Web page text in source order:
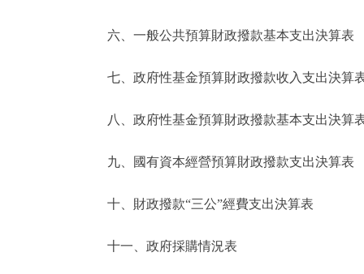
仲介服務
政民互動
12345網上接訴即辦
參與調查
走進北京
北京概況
六、一般公共預算財政撥款基本支出決算表
七、政府性基金預算財政撥款收入支出決算
八、政府性基金預算財政撥款基本支出決算
九、國有資本經營預算財政撥款支出決算表
十、財政撥款“三公”經費支出決算表
十一、政府採購情況表